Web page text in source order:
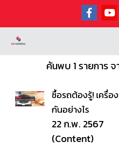
ค้นพบ 1 รายการ
ซื้อรถต้องรู้! เครื่อ
กันอย่างไร
22 ก.พ. 2567
(Content)